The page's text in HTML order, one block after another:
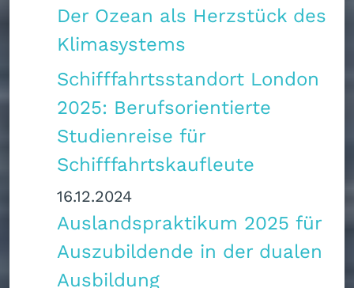
16.12.2024
Auslandspraktikum 2025 für
Auszubildende in der dualen
Ausbildung
Schifffahrtsstandort London
2025: Berufsorientierte
Studienreise für
Schifffahrtskaufleute
Der Ozean als Herzstück des
Klimasystems